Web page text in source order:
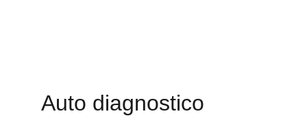
Auto diagnostico